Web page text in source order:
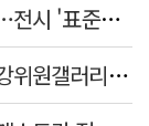
표준화된 시간을 살아가는 각자의 리듬…전시 '표준시차'
수십년간 포착한 우리 산의 아름다움…강위원갤러리 '팔공·지리展' 개최